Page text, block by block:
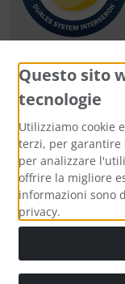
Metodi di
Media sociali
Questo sito
tecnologie
Utilizziamo cookie
terzi, per
per analizzare
offrire la migliore
informazioni sono
privacy.